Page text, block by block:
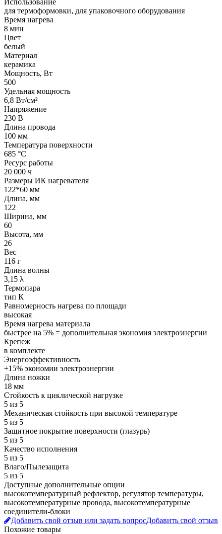
для термоформовки, для упаковочного оборудования
Время нагрева
8 мин
Цвет
белый
Материал
керамика
Мощность, Вт
500
Удельная мощность
6,8 Вт/см²
Напряжение
230 В
Длина провода
100 мм
Температура поверхности
685 °С
Ресурс работы
20 000 ч
Размеры ИК нагревателя
122*60 мм
Длина, мм
122
Ширина, мм
60
Высота, мм
26
Вес
116 г
Длина волны
3,15 λ
Термопара
тип К
Равномерность нагрева по площади
высокая
Время нагрева материала
быстрее на 5% = дополнительная экономия электроэнергии
Крепеж
в комплекте
Энергоэффективность
+15% экономии электроэнергии
Длина ножки
18 мм
Стойкость к циклической нагрузке
5 из 5
Механическая стойкость при высокой температуре
5 из 5
Защитное покрытие поверхности (глазурь)
5 из 5
Качество исполнения
5 из 5
Влаго/Пылезащита
5 из 5
Доступные дополнительные опции
высокотемпературный рефлектор, регулятор температуры,
высокотемпературные провода, высокотемпературные
соединители-блоки
Добавить свой отзыв или задать вопросДобавить свой отзыв
Похожие товары